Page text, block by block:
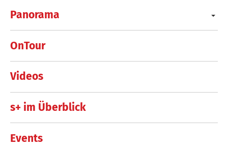
Panorama
OnTour
Videos
s+ im Überblick
Events